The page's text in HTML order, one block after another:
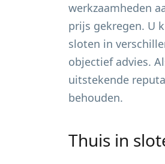
werkzaamheden
prijs gekregen. U
sloten in
objectief advies.
uitstekende
behouden.
Thuis in